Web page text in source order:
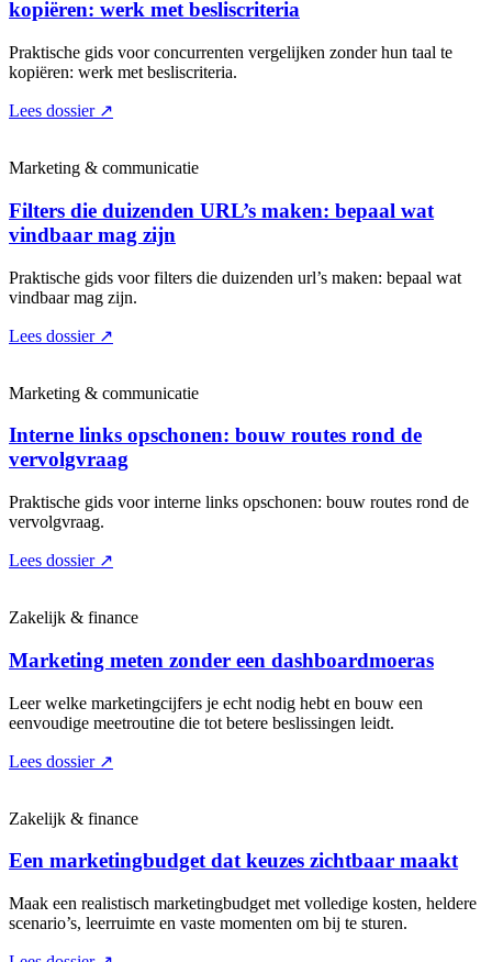
kopiëren: werk met besliscriteria
Praktische gids voor concurrenten vergelijken zonder hun taal te
kopiëren: werk met besliscriteria.
Lees dossier ↗
Marketing & communicatie
Filters die duizenden URL’s maken: bepaal wat
vindbaar mag zijn
Praktische gids voor filters die duizenden url’s maken: bepaal wat
vindbaar mag zijn.
Lees dossier ↗
Marketing & communicatie
Interne links opschonen: bouw routes rond de
vervolgvraag
Praktische gids voor interne links opschonen: bouw routes rond de
vervolgvraag.
Lees dossier ↗
Zakelijk & finance
Marketing meten zonder een dashboardmoeras
Leer welke marketingcijfers je echt nodig hebt en bouw een
eenvoudige meetroutine die tot betere beslissingen leidt.
Lees dossier ↗
Zakelijk & finance
Een marketingbudget dat keuzes zichtbaar maakt
Maak een realistisch marketingbudget met volledige kosten, heldere
scenario’s, leerruimte en vaste momenten om bij te sturen.